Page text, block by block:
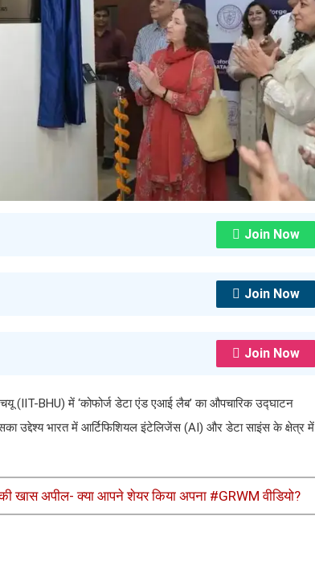
Join Now
Join Now
Join Now
(IIT-BHU) में ‘कोफोर्ज डेटा एंड एआई लैब’ का औपचारिक उद्घाटन
उद्देश्य भारत में आर्टिफिशियल इंटेलिजेंस (AI) और डेटा साइंस के क्षेत्र में
खास अपील- क्या आपने शेयर किया अपना #GRWM वीडियो?